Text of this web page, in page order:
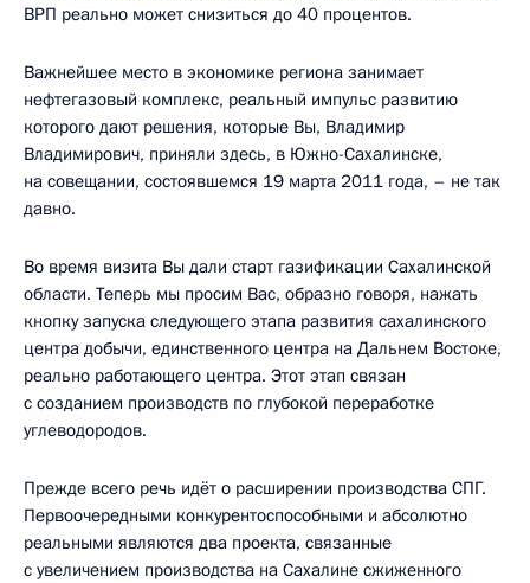
ВРП реально может снизиться до 40 процентов.
Важнейшее место в экономике региона занимает
нефтегазовый комплекс, реальный импульс развитию
которого дают решения, которые Вы, Владимир
Владимирович, приняли здесь, в Южно-Сахалинске,
на совещании, состоявшемся 19 марта 2011 года, – не так
давно.
Во время визита Вы дали старт газификации Сахалинской
области. Теперь мы просим Вас, образно говоря, нажать
кнопку запуска следующего этапа развития сахалинского
центра добычи, единственного центра на Дальнем Востоке,
реально работающего центра. Этот этап связан
с созданием производств по глубокой переработке
углеводородов.
Прежде всего речь идёт о расширении производства СПГ.
Первоочередными конкурентоспособными и абсолютно
реальными являются два проекта, связанные
с увеличением производства на Сахалине сжиженного